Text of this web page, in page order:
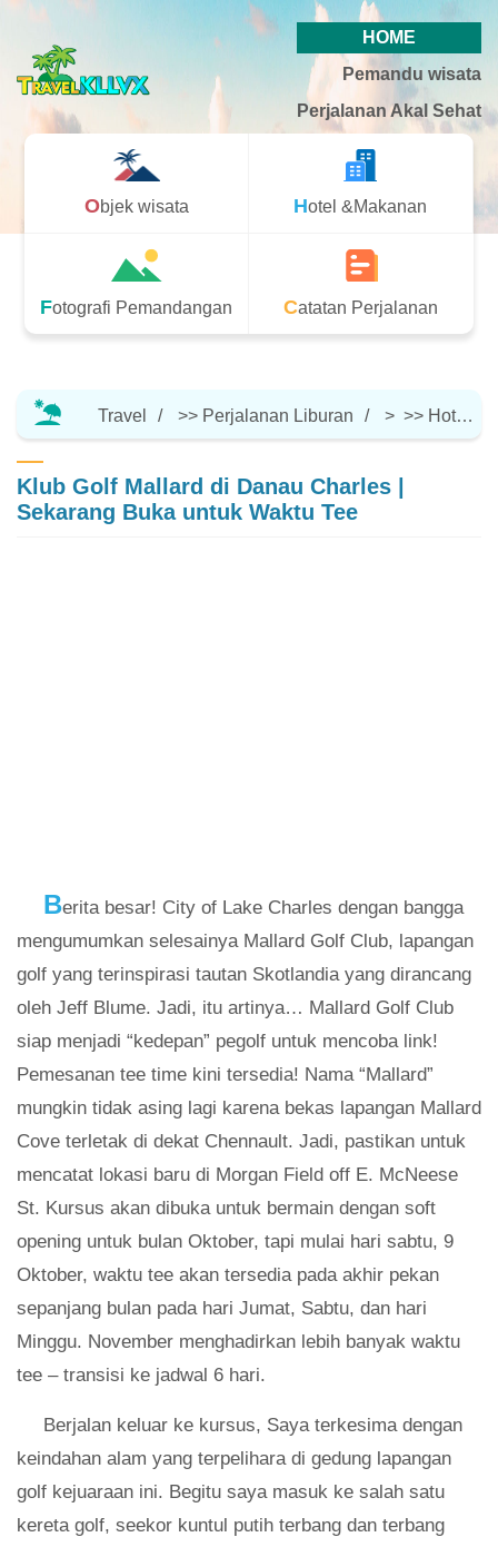
HOME
Pemandu wisata
Perjalanan Akal Sehat
Objek wisata Hotel &Makanan
Fotografi Pemandangan Catatan Perjalanan
Travel >> Perjalanan Liburan > >> Hotel &Makanan
Klub Golf Mallard di Danau Charles |
Sekarang Buka untuk Waktu Tee
Berita besar! City of Lake Charles dengan bangga
mengumumkan selesainya Mallard Golf Club, lapangan
golf yang terinspirasi tautan Skotlandia yang dirancang
oleh Jeff Blume. Jadi, itu artinya… Mallard Golf Club
siap menjadi “kedepan” pegolf untuk mencoba link!
Pemesanan tee time kini tersedia! Nama “Mallard”
mungkin tidak asing lagi karena bekas lapangan Mallard
Cove terletak di dekat Chennault. Jadi, pastikan untuk
mencatat lokasi baru di Morgan Field off E. McNeese
St. Kursus akan dibuka untuk bermain dengan soft
opening untuk bulan Oktober, tapi mulai hari sabtu, 9
Oktober, waktu tee akan tersedia pada akhir pekan
sepanjang bulan pada hari Jumat, Sabtu, dan hari
Minggu. November menghadirkan lebih banyak waktu
tee – transisi ke jadwal 6 hari.
Berjalan keluar ke kursus, Saya terkesima dengan
keindahan alam yang terpelihara di gedung lapangan
golf kejuaraan ini. Begitu saya masuk ke salah satu
kereta golf, seekor kuntul putih terbang dan terbang